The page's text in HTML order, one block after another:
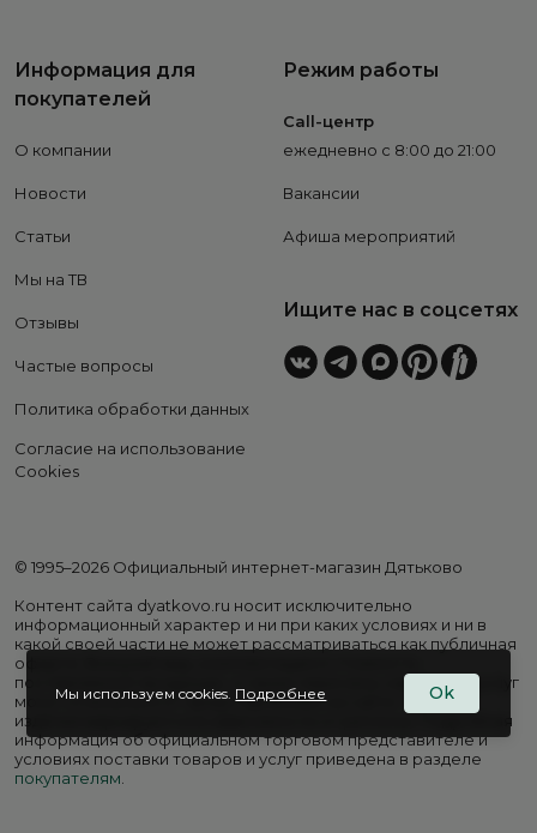
Информация для
покупателей
О компании
Новости
Статьи
Мы на ТВ
Отзывы
Частые вопросы
Политика обработки данных
Согласие на использование
Cookies
Режим работы
Call-центр
ежедневно с 8:00 до 21:00
Вакансии
Афиша мероприятий
Ищите нас в соцсетях
© 1995–2026 Официальный интернет-магазин Дятьково
Контент сайта dyatkovo.ru носит исключительно
информационный характер и ни при каких условиях и ни в
какой своей части не может рассматриваться как публичная
оферта. Внешний вид, комплектация и стоимость
поставляемой продукции, а также перечень сервисных услуг
могут отличаться от представленных на сайте. Цены на
изделия варьируются в зависимости от региона. Подробная
информация об официальном торговом представителе и
условиях поставки товаров и услуг приведена в разделе
покупателям.
Мы используем cookies. Подробнее Ok